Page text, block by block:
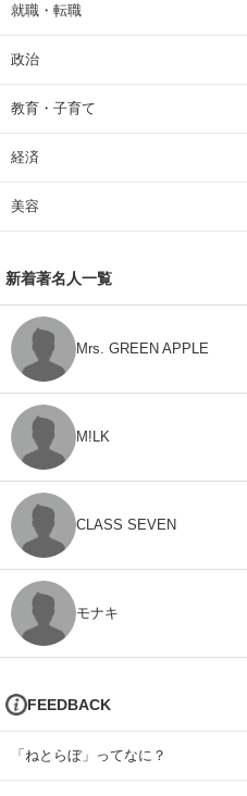
就職・転職
政治
教育・子育て
経済
美容
新着著名人一覧
Mrs. GREEN APPLE
M!LK
CLASS SEVEN
モナキ
FEEDBACK
「ねとらぼ」ってなに？